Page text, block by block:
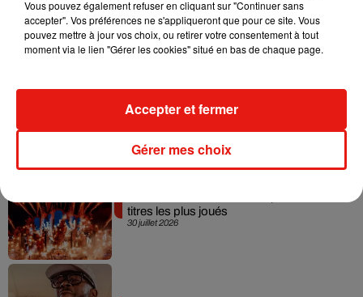
31 juillet 2026
31 juillet 2026
Angèle officialise la sortie de "Run" avec
Amelie Lens
30 juillet 2026
titres les plus joués
Vous pouvez également refuser en cliquant sur "Continuer sans
accepter". Vos préférences ne s'appliqueront que pour ce site. Vous
pouvez mettre à jour vos choix, ou retirer votre consentement à tout
moment via le lien "Gérer les cookies" situé en bas de chaque page.
Gérer mes choix
Accepter et fermer